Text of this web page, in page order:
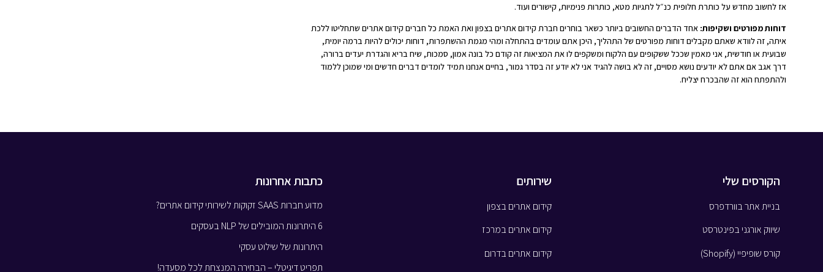
אז לחשוב מחדש על כותרת חלופית כנ״ל לתגיות מטא, כותרות פנימיות, קישורים ועוד.
דוחות מפורטים ושקיפות: אחד הדברים החשובים ביותר כשאר בוחרים חברת קידום אתרים בצפון ואת האמת כל חברים קידום אתרים שתחליטו ללכת
איתה, זה לוודא שאתם מקבלים דוחות מפורטים של התהליך, היכן אתם עומדים בהתחלה ומהי מגמת ההשתפרות, דוחות יכולים להיות ברמה יומית,
שבועית או חודשית, אני מאמין שככל ששקופים עם הלקוח ומשקפים לו את המציאות זה קודם כל בונה אמון, סמכות, שיח בריא והגדרת יעדים ברורה,
דרך אגב אם אתם לא יודעים נושא מסויים, זה לא בושה להגיד אני לא יודע זה בסדר גמור, בחיים אנחנו תמיד לומדים דברים חדשים ומי שמוכן ללמוד
ולהתפתח הוא זה שהבכרח יצליח.
הקורסים שלי
בניית אתר בוורדפרס
שיווק אורגני בפינטרסט
קורס שופיפיי (Shopify)
שירותים
קידום אתרים בצפון
קידום אתרים במרכז
קידום אתרים בדרום
כתבות אחרונות
מדוע חברות SAAS זקוקות לשירותי קידום אתרים?
6 היתרונות המובילים של NLP בעסקים
היתרונות של שילוט עסקי
תפריט דיגיטלי – הבחירה המנצחת לכל מסעדה!